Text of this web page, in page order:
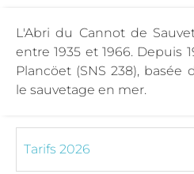
L'Abri du Cannot de
entre 1935 et 1966. Depuis
Plancöet (SNS 238), basée
le sauvetage en mer.